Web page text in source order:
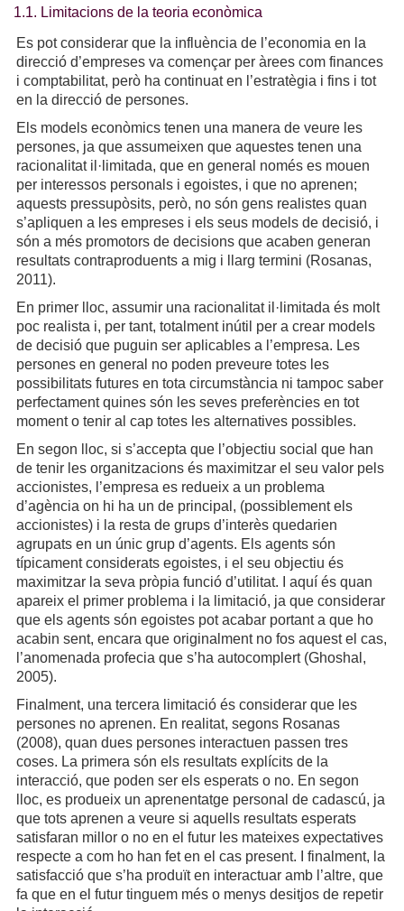
1.1. Limitacions de la teoria econòmica
Es pot considerar que la influència de l’economia en la
direcció d’empreses va començar per àrees com finances
i comptabilitat, però ha continuat en l’estratègia i fins i tot
en la direcció de persones.
Els models econòmics tenen una manera de veure les
persones, ja que assumeixen que aquestes tenen una
racionalitat il·limitada, que en general només es mouen
per interessos personals i egoistes, i que no aprenen;
aquests pressupòsits, però, no són gens realistes quan
s’apliquen a les empreses i els seus models de decisió, i
són a més promotors de decisions que acaben generan
resultats contraproduents a mig i llarg termini (Rosanas,
2011).
En primer lloc, assumir una racionalitat il·limitada és molt
poc realista i, per tant, totalment inútil per a crear models
de decisió que puguin ser aplicables a l’empresa. Les
persones en general no poden preveure totes les
possibilitats futures en tota circumstància ni tampoc saber
perfectament quines són les seves preferències en tot
moment o tenir al cap totes les alternatives possibles.
En segon lloc, si s’accepta que l’objectiu social que han
de tenir les organitzacions és maximitzar el seu valor pels
accionistes, l’empresa es redueix a un problema
d’agència on hi ha un de principal, (possiblement els
accionistes) i la resta de grups d’interès quedarien
agrupats en un únic grup d’agents. Els agents són
típicament considerats egoistes, i el seu objectiu és
maximitzar la seva pròpia funció d’utilitat. I aquí és quan
apareix el primer problema i la limitació, ja que considerar
que els agents són egoistes pot acabar portant a que ho
acabin sent, encara que originalment no fos aquest el cas,
l’anomenada profecia que s’ha autocomplert (Ghoshal,
2005).
Finalment, una tercera limitació és considerar que les
persones no aprenen. En realitat, segons Rosanas
(2008), quan dues persones interactuen passen tres
coses. La primera són els resultats explícits de la
interacció, que poden ser els esperats o no. En segon
lloc, es produeix un aprenentatge personal de cadascú, ja
que tots aprenen a veure si aquells resultats esperats
satisfaran millor o no en el futur les mateixes expectatives
respecte a com ho han fet en el cas present. I finalment, la
satisfacció que s’ha produït en interactuar amb l’altre, que
fa que en el futur tinguem més o menys desitjos de repetir